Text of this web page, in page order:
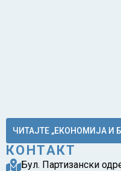
ЧИТАЈТЕ „ЕКОНОМИЈА И
КОНТАКТ
Бул. Партизански